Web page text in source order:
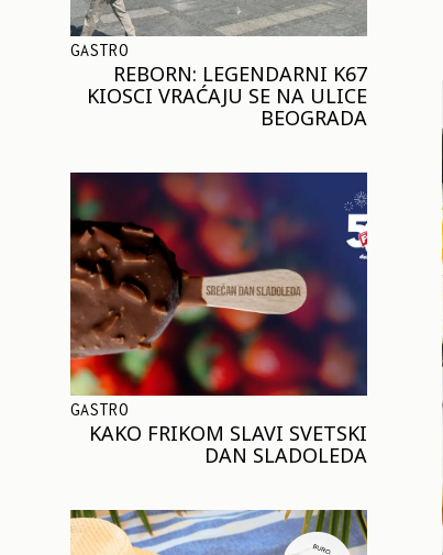
GASTRO
REBORN: LEGENDARNI K67
KIOSCI VRAĆAJU SE NA ULICE
BEOGRADA
GASTRO
KAKO FRIKOM SLAVI SVETSKI
DAN SLADOLEDA